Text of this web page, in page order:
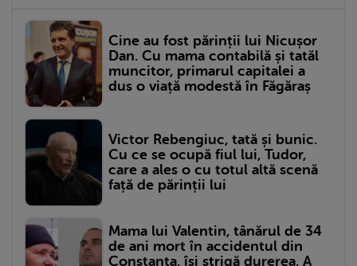
Cine au fost părinții lui Nicușor
Dan. Cu mama contabilă și tatăl
muncitor, primarul capitalei a
dus o viață modestă în Făgăraș
Victor Rebengiuc, tată și bunic.
Cu ce se ocupă fiul lui, Tudor,
care a ales o cu totul altă scenă
față de părinții lui
Mama lui Valentin, tânărul de 34
de ani mort în accidentul din
Constanța, își strigă durerea. A